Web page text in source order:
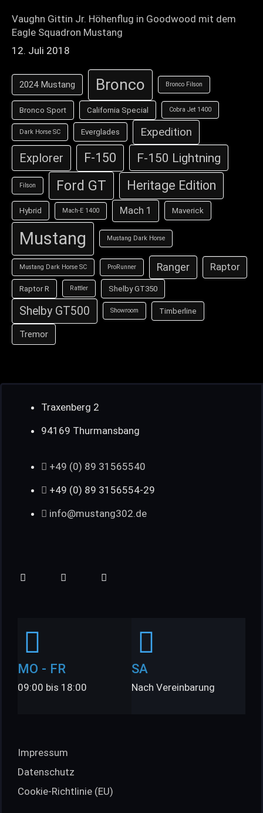
Vaughn Gittin Jr. Höhenflug in Goodwood mit dem
Eagle Squadron Mustang
12. Juli 2018
2024 Mustang Bronco Bronco Filson
Bronco Sport California Special Cobra Jet 1400
Dark Horse SC Everglades Expedition
Explorer F-150 F-150 Lightning
Filson Ford GT Heritage Edition
Hybrid Mach-E 1400 Mach 1 Maverick
Mustang Mustang Dark Horse
Mustang Dark Horse SC ProRunner Ranger Raptor
Raptor R Rattler Shelby GT350
Shelby GT500 Showroom Timberline
Tremor
Traxenberg 2
94169 Thurmansbang
+49 (0) 89 31565540
+49 (0) 89 3156554-29
info@mustang302.de
MO - FR
09:00 bis 18:00
SA
Nach Vereinbarung
Impressum
Datenschutz
Cookie-Richtlinie (EU)